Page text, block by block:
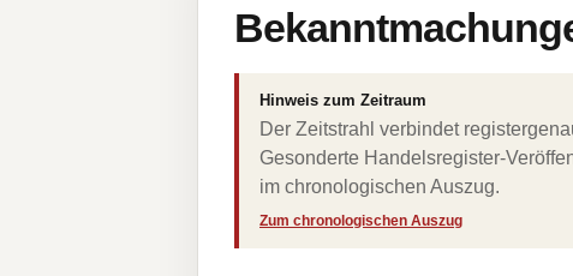
Hinweis zum Zeitraum
Der Zeitstrahl verbindet
Gesonderte Handelsregister-
im chronologischen Auszug.
Zum chronologischen Auszug